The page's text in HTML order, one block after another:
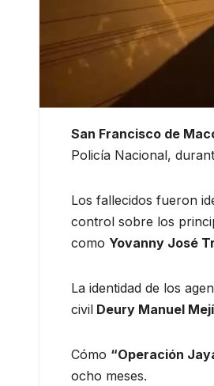
San Francisco de
Policía Nacional,
Los fallecidos fueron
control sobre los
como Yovanny José
La identidad de los
civil Deury Manuel
Cómo “Operación
ocho meses.